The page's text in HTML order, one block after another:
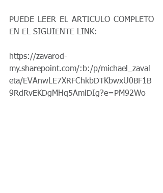
PUEDE LEER EL ARTICULO COMPLETO
EN EL SIGUIENTE LINK:
https://zavarod-
my.sharepoint.com/:b:/p/michael_zaval
eta/EVAnwLE7XRFChkbDTKbwxU0BF1B
9RdRvEKDgMHq5AmlDIg?e=PM92Wo